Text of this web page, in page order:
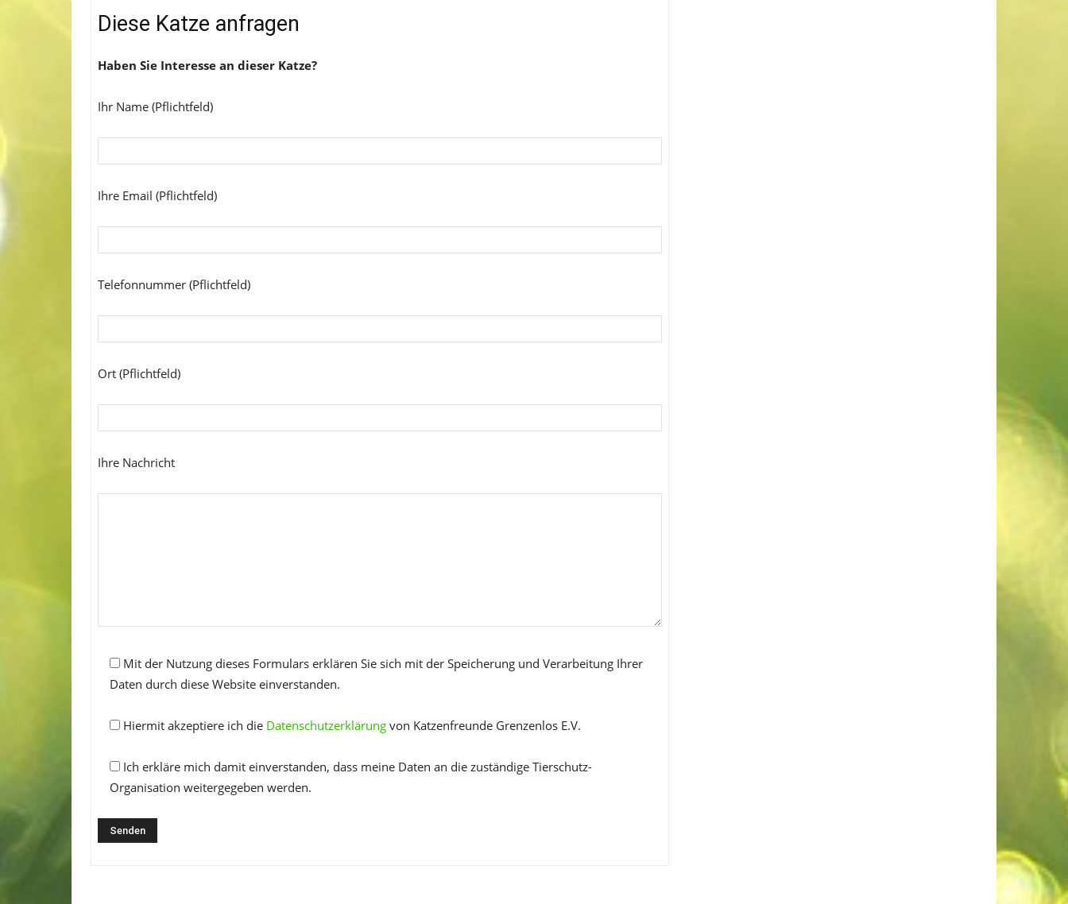
Diese Katze anfragen
Haben Sie Interesse an dieser Katze?
Ihr Name (Pflichtfeld)
Ihre Email (Pflichtfeld)
Telefonnummer (Pflichtfeld)
Ort (Pflichtfeld)
Ihre Nachricht
Mit der Nutzung dieses Formulars erklären Sie sich mit der Speicherung und Verarbeitung Ihrer
Daten durch diese Website einverstanden.
Hiermit akzeptiere ich die Datenschutzerklärung von Katzenfreunde Grenzenlos E.V.
Ich erkläre mich damit einverstanden, dass meine Daten an die zuständige Tierschutz-
Organisation weitergegeben werden.